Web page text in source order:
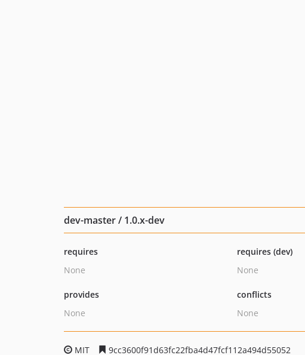
dev-master / 1.0.x-dev
requires
None
requires (dev)
None
provides
None
conflicts
None
MIT 9cc3600f91d63fc22fba4d47fcf112a494d55052